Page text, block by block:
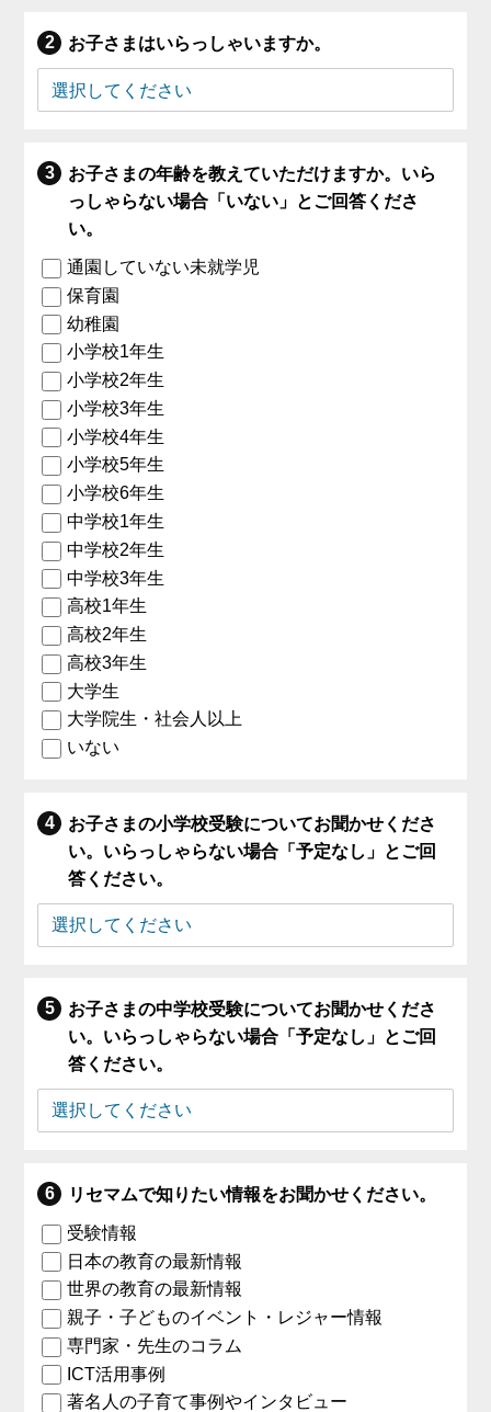
お子さまはいらっしゃいますか。
お子さまの年齢を教えていただけますか。いら
っしゃらない場合「いない」とご回答くださ
い。
通園していない未就学児
保育園
幼稚園
小学校1年生
小学校2年生
小学校3年生
小学校4年生
小学校5年生
小学校6年生
中学校1年生
中学校2年生
中学校3年生
高校1年生
高校2年生
高校3年生
大学生
大学院生・社会人以上
いない
お子さまの小学校受験についてお聞かせくださ
い。いらっしゃらない場合「予定なし」とご回
答ください。
お子さまの中学校受験についてお聞かせくださ
い。いらっしゃらない場合「予定なし」とご回
答ください。
リセマムで知りたい情報をお聞かせください。
受験情報
日本の教育の最新情報
世界の教育の最新情報
親子・子どものイベント・レジャー情報
専門家・先生のコラム
ICT活用事例
著名人の子育て事例やインタビュー